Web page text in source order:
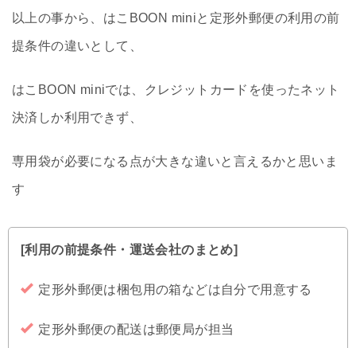
以上の事から、はこBOON miniと定形外郵便の利用の前
提条件の違いとして、
はこBOON miniでは、クレジットカードを使ったネット
決済しか利用できず、
専用袋が必要になる点が大きな違いと言えるかと思いま
す
[利用の前提条件・運送会社のまとめ]
定形外郵便は梱包用の箱などは自分で用意する
定形外郵便の配送は郵便局が担当